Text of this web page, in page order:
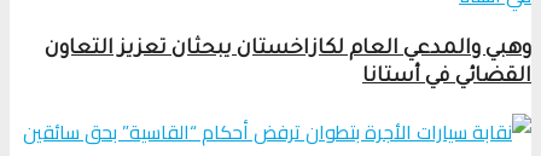
وهبي والمدعي العام لكازاخستان يبحثان تعزيز التعاون
القضائي في أستانا